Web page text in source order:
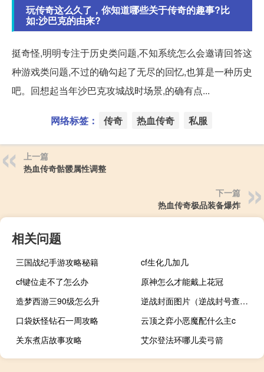
玩传奇这么久了，你知道哪些关于传奇的趣事?比
如:沙巴克的由来?
挺奇怪,明明专注于历史类问题,不知系统怎么会邀请回答这
种游戏类问题,不过的确勾起了无尽的回忆,也算是一种历史
吧。回想起当年沙巴克攻城战时场景,的确有点...
网络标签： 传奇 热血传奇 私服
上一篇
热血传奇骷髅属性调整
下一篇
热血传奇极品装备爆炸
相关问题
三国战纪手游攻略秘籍
cf生化几加几
cf键位走不了怎么办
原神怎么才能戴上花冠
造梦西游三90级怎么升
逆战封面图片（逆战封号查询）
口袋妖怪钻石一周攻略
云顶之弈小恶魔配什么主c
关东煮店故事攻略
艾尔登法环哪儿卖弓箭